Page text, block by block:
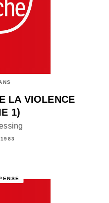
LA VIOLENCE
1)